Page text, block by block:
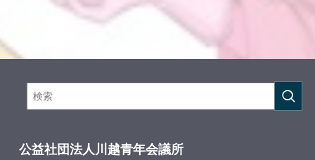
みんなで一つの作品を完成させるんだ！
考える力・協力する力・仲間を思いやる心を育み、 国
や言葉の違いを超えて、新しい「縁」をつないでいく
ぞ！！
みんなでシュラスコとパステウを作って、
公益社団法人川越青年会議所